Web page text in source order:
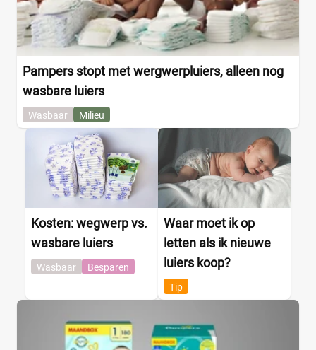
Pampers stopt met wergwerpluiers, alleen nog
wasbare luiers
Wasbaar Milieu
Kosten: wegwerp vs.
wasbare luiers
Wasbaar Besparen
Waar moet ik op
letten als ik nieuwe
luiers koop?
Tip